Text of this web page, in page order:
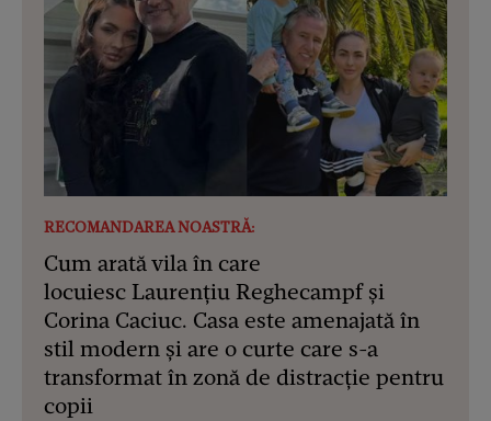
RECOMANDAREA NOASTRĂ:
Cum arată vila în care
locuiesc Laurențiu Reghecampf și
Corina Caciuc. Casa este amenajată în
stil modern și are o curte care s-a
transformat în zonă de distracție pentru
copii